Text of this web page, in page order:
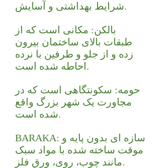
شرایط بهداشتی و آسایش.
بالکن: مکانی است که از
طبقات بالای ساختمان بیرون
زده و از جلو و طرفین با نرده
احاطه شده است.
حومه: سکونتگاهی است که در
مجاورت یک شهر بزرگ واقع
شده است.
BARAKA: سازه ای بدون پایه و
موقت ساخته شده با مواد سبک
مانند چوب، روی، ورق فلز.